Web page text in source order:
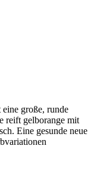
eine große, runde
reift gelborange mit
Eine gesunde neue